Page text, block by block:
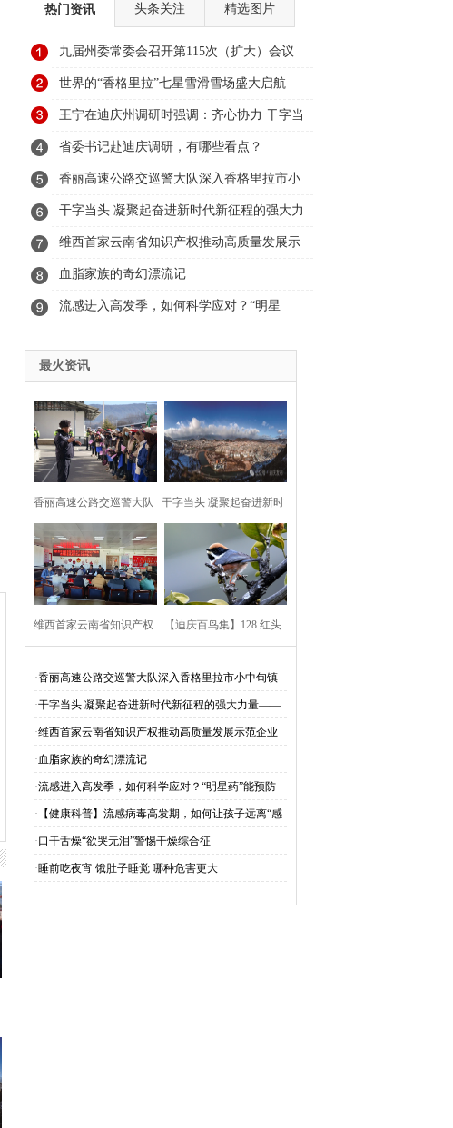
热门资讯 头条关注 精选图片
九届州委常委会召开第115次（扩大）会议
世界的“香格里拉”七星雪滑雪场盛大启航
王宁在迪庆州调研时强调：齐心协力 干字当
头 把迪庆发展得更好建设得更美
省委书记赴迪庆调研，有哪些看点？
香丽高速公路交巡警大队深入香格里拉市小
中甸镇团结村、和平村、联合村，开展“禁
止行人上高速”主题宣传
干字当头 凝聚起奋进新时代新征程的强大力
量——我州党员干部认真学习领会省委全会
精神
维西首家云南省知识产权推动高质量发展示
范企业挂牌
血脂家族的奇幻漂流记
流感进入高发季，如何科学应对？“明星
最火资讯
香丽高速公路交巡警大队
深入香格里拉市小中甸镇
团结村、和平村、联合
村，开展“禁止行人上高
干字当头 凝聚起奋进新时
代新征程的强大力量——
我州党员干部认真学习领
会省委全会精神
维西首家云南省知识产权
挂牌
【迪庆百鸟集】128 红头
·香丽高速公路交巡警大队深入香格里拉市小中甸镇
团结村、和平村、联合村，开展“禁止行人上高速”主
题宣传
·干字当头 凝聚起奋进新时代新征程的强大力量——
我州党员干部认真学习领会省委全会精神
·维西首家云南省知识产权推动高质量发展示范企业
挂牌
·血脂家族的奇幻漂流记
·流感进入高发季，如何科学应对？“明星药”能预防
吗？
· 【健康科普】流感病毒高发期，如何让孩子远离“感
冒”魔爪？——家长必读攻略
·口干舌燥“欲哭无泪”警惕干燥综合征
·睡前吃夜宵 饿肚子睡觉 哪种危害更大